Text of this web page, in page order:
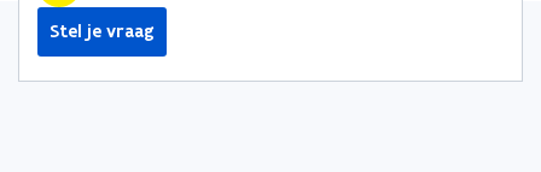
Stel je vraag